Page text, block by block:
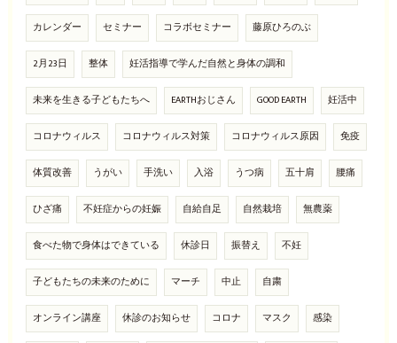
カレンダー セミナー コラボセミナー 藤原ひろのぶ
2月23日 整体 妊活指導で学んだ自然と身体の調和
未来を生きる子どもたちへ EARTHおじさん GOOD EARTH 妊活中
コロナウィルス コロナウィルス対策 コロナウィルス原因 免疫
体質改善 うがい 手洗い 入浴 うつ病 五十肩 腰痛
ひざ痛 不妊症からの妊娠 自給自足 自然栽培 無農薬
食べた物で身体はできている 休診日 振替え 不妊
子どもたちの未来のために マーチ 中止 自粛
オンライン講座 休診のお知らせ コロナ マスク 感染